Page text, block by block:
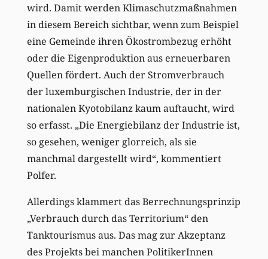
wird. Damit werden Klimaschutzmaßnahmen
in diesem Bereich sichtbar, wenn zum Beispiel
eine Gemeinde ihren Ökostrombezug erhöht
oder die Eigenproduktion aus erneuerbaren
Quellen fördert. Auch der Stromverbrauch
der luxemburgischen Industrie, der in der
nationalen Kyotobilanz kaum auftaucht, wird
so erfasst. „Die Energiebilanz der Industrie ist,
so gesehen, weniger glorreich, als sie
manchmal dargestellt wird“, kommentiert
Polfer.
Allerdings klammert das Berrechnungsprinzip
„Verbrauch durch das Territorium“ den
Tanktourismus aus. Das mag zur Akzeptanz
des Projekts bei manchen PolitikerInnen